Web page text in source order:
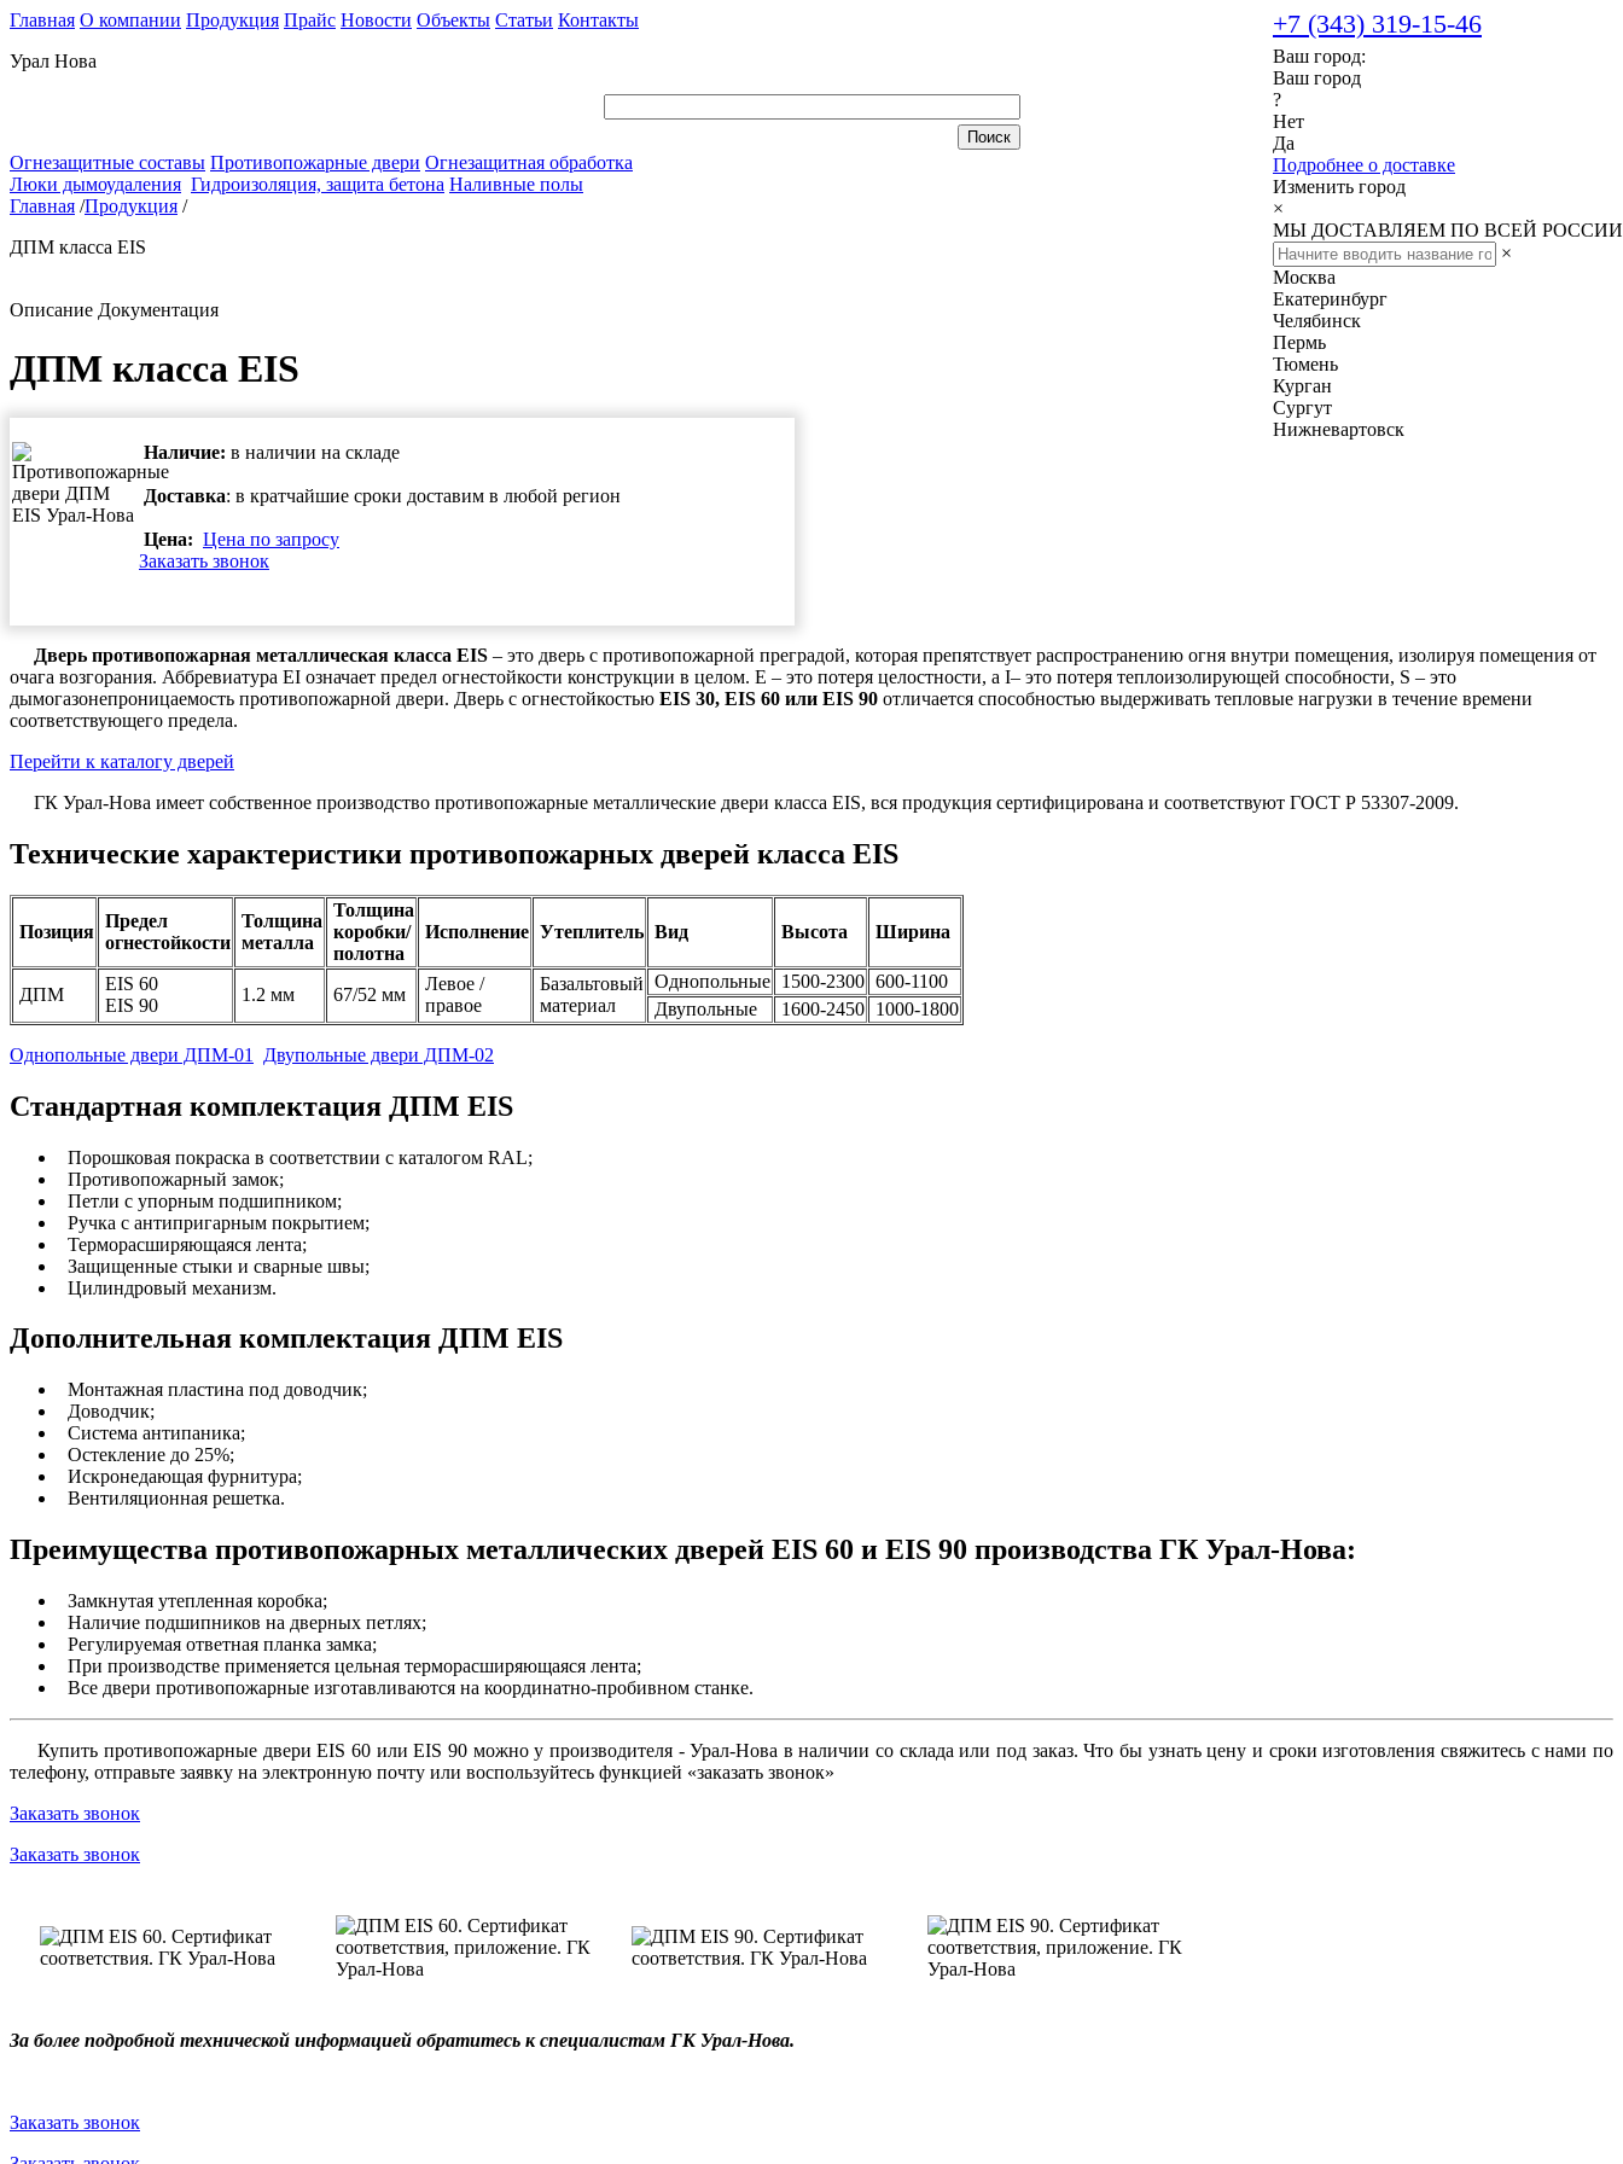
Главная О компании Продукция Прайс Новости Объекты Статьи Контакты
Урал Нова
+7 (343) 319-15-46
Ваш город:
Ваш город
?
Нет
Да
Подробнее о доставке
Изменить город
×
МЫ ДОСТАВЛЯЕМ ПО ВСЕЙ РОССИИ
×
Москва
Екатеринбург
Челябинск
Пермь
Тюмень
Курган
Сургут
Нижневартовск
Огнезащитные составы Противопожарные двери Огнезащитная обработка
Люки дымоудаления Гидроизоляция, защита бетона Наливные полы
Главная /Продукция /
ДПМ класса EIS
Описание Документация
ДПМ класса EIS
Наличие: в наличии на складе
Доставка: в кратчайшие сроки доставим в любой регион
Цена: Цена по запросу
Заказать звонок
Дверь противопожарная металлическая класса EIS – это дверь с противопожарной преградой, которая препятствует распространению огня внутри помещения, изолируя помещения от
очага возгорания. Аббревиатура EI означает предел огнестойкости конструкции в целом. Е – это потеря целостности, а I– это потеря теплоизолирующей способности, S – это
дымогазонепроницаемость противопожарной двери. Дверь с огнестойкостью EIS 30, EIS 60 или EIS 90 отличается способностью выдерживать тепловые нагрузки в течение времени
соответствующего предела.
Перейти к каталогу дверей
ГК Урал-Нова имеет собственное производство противопожарные металлические двери класса EIS, вся продукция сертифицирована и соответствуют ГОСТ Р 53307-2009.
Технические характеристики противопожарных дверей класса EIS
Позиция
Предел
огнестойкости
Толщина
металла
Толщина
коробки/
полотна
Исполнение Утеплитель Вид Высота Ширина
ДПМ
EIS 60
EIS 90
1.2 мм 67/52 мм
Левое /
правое
Базальтовый
материал
Однопольные 1500-2300 600-1100
Двупольные
1600-2450 1000-1800
Однопольные двери ДПМ-01 Двупольные двери ДПМ-02
Стандартная комплектация ДПМ EIS
Порошковая покраска в соответствии с каталогом RAL;
Противопожарный замок;
Петли с упорным подшипником;
Ручка с антипригарным покрытием;
Терморасширяющаяся лента;
Защищенные стыки и сварные швы;
Цилиндровый механизм.
Дополнительная комплектация ДПМ EIS
Монтажная пластина под доводчик;
Доводчик;
Система антипаника;
Остекление до 25%;
Искронедающая фурнитура;
Вентиляционная решетка.
Преимущества противопожарных металлических дверей EIS 60 и EIS 90 производства ГК Урал-Нова:
Замкнутая утепленная коробка;
Наличие подшипников на дверных петлях;
Регулируемая ответная планка замка;
При производстве применяется цельная терморасширяющаяся лента;
Все двери противопожарные изготавливаются на координатно-пробивном станке.
Купить противопожарные двери EIS 60 или EIS 90 можно у производителя - Урал-Нова в наличии со склада или под заказ. Что бы узнать цену и сроки изготовления свяжитесь с нами по
телефону, отправьте заявку на электронную почту или воспользуйтесь функцией «заказать звонок»
Заказать звонок
Заказать звонок
За более подробной технической информацией обратитесь к специалистам ГК Урал-Нова.
Заказать звонок